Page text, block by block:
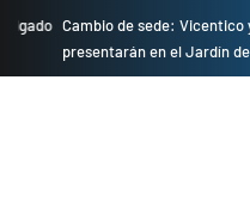
Cambio de sede: Vicentico y Los
presentarán en el Jardín de la